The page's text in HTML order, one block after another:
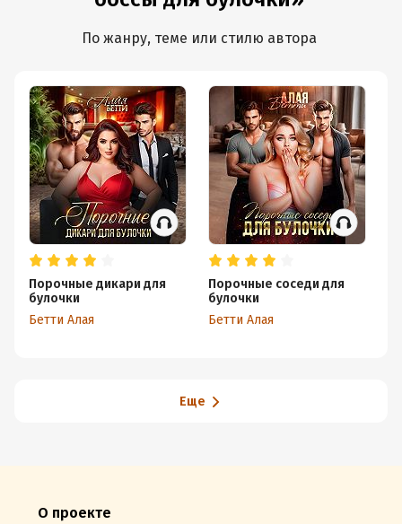
По жанру, теме или стилю автора
Порочные дикари для
булочки
Бетти Алая
Порочные соседи для
булочки
Бетти Алая
Еще
О проекте